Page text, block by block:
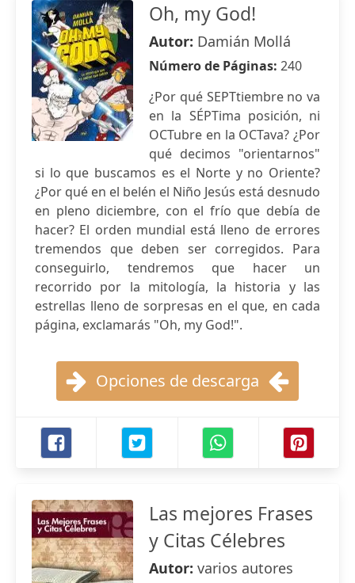
Oh, my God!
Autor: Damián Mollá
Número de Páginas: 240
¿Por qué SEPTtiembre no va
en la SÉPTima posición, ni
OCTubre en la OCTava? ¿Por
qué decimos "orientarnos"
si lo que buscamos es el Norte y no Oriente?
¿Por qué en el belén el Niño Jesús está desnudo
en pleno diciembre, con el frío que debía de
hacer? El orden mundial está lleno de errores
tremendos que deben ser corregidos. Para
conseguirlo, tendremos que hacer un
recorrido por la mitología, la historia y las
estrellas lleno de sorpresas en el que, en cada
página, exclamarás "Oh, my God!".
Opciones de descarga
Las mejores Frases
y Citas Célebres
Autor: varios autores